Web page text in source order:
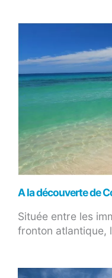
A la découverte de
Située entre les
fronton atlantique,